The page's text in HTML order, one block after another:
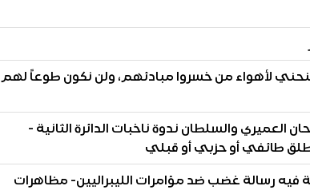
ننحني لأهواء من خسروا مبادئهم، ولن نكون طوعاً لهم
والسلطان ندوة ناخبات الدائرة الثانية -
طائفي أو حزبي أو قبلي
فيه رسالة غضب ضد مؤامرات الليبراليين- مظاهرات